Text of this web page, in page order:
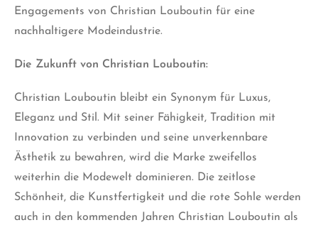
Engagements von Christian Louboutin für eine
nachhaltigere Modeindustrie.
Die Zukunft von Christian Louboutin:
Christian Louboutin bleibt ein Synonym für Luxus,
Eleganz und Stil. Mit seiner Fähigkeit, Tradition mit
Innovation zu verbinden und seine unverkennbare
Ästhetik zu bewahren, wird die Marke zweifellos
weiterhin die Modewelt dominieren. Die zeitlose
Schönheit, die Kunstfertigkeit und die rote Sohle werden
auch in den kommenden Jahren Christian Louboutin als